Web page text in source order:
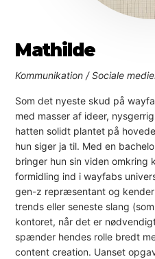
Mathilde
Kommunikation / Sociale
Som det nyeste skud på
med masser af ideer,
hatten solidt plantet på
hun siger ja til. Med en
bringer hun sin viden omkring
formidling ind i wayfabs
gen-z repræsentant og
trends eller seneste slang
kontoret, når det er
spænder hendes rolle bredt
content creation. Uanset